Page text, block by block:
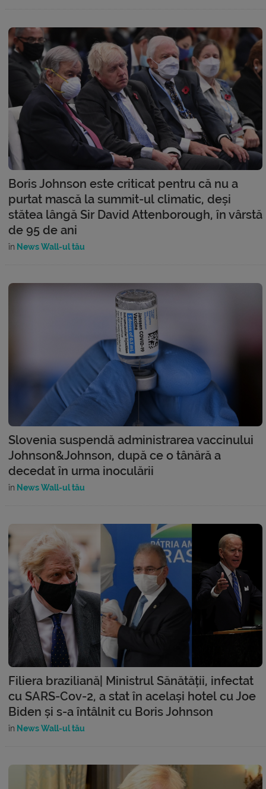
Boris Johnson este criticat pentru că nu a
purtat mască la summit-ul climatic, deși
stătea lângă Sir David Attenborough, în vârstă
de 95 de ani
în News Wall-ul tău
Slovenia suspendă administrarea vaccinului
Johnson&Johnson, după ce o tânără a
decedat în urma inoculării
în News Wall-ul tău
Filiera braziliană| Ministrul Sănătății, infectat
cu SARS-Cov-2, a stat în același hotel cu Joe
Biden și s-a întâlnit cu Boris Johnson
în News Wall-ul tău